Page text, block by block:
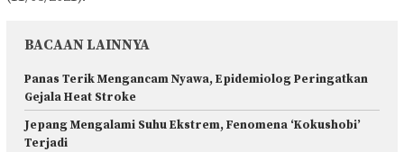
BACAAN LAINNYA
Panas Terik Mengancam Nyawa, Epidemiolog Peringatkan
Gejala Heat Stroke
Jepang Mengalami Suhu Ekstrem, Fenomena ‘Kokushobi’
Terjadi